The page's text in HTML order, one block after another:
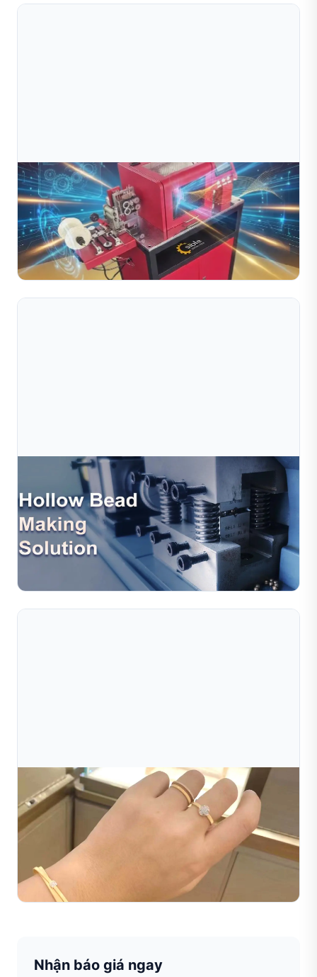
Jul 09, 2026
Máy Cắt Kim Cương Dùng Cho Dây Và Ống Là Gì?
Khám phá máy cắt kim cương dùng cho dây và ống là gì,
cách thức hoạt động và tầm quan trọng của nó đối với
ngành sản xuất trang sức. Tìm hiểu về quy trình cắt k...
Đọc toàn bộ bài viết
Jul 10, 2026
Giải Pháp Sản Xuất Hạt Trang Sức Rỗng – Tự
Động Hóa Hiệu Quả Cho Quy Trình Chế T
Hạt rỗng được sử dụng rộng rãi trong thiết kế trang sức
hiện đại nhờ kết cấu nhẹ, vẻ ngoài thanh lịch và hiệu quả
về chi phí. Tuy nhiên, các phương pháp sản xuấ...
Đọc toàn bộ bài viết
Jul 16, 2026
Cách Chọn Máy Làm Trang Sức Phù Hợp Cho
Doanh Nghiệp Của Bạn
Tìm hiểu cách chọn máy làm trang sức phù hợp cho
doanh nghiệp của bạn. So sánh các loại máy, giá cả và
tính năng để tìm nhà cung cấp thiết bị làm trang sức tốt
Đọc toàn bộ bài viết
Nhận báo giá ngay